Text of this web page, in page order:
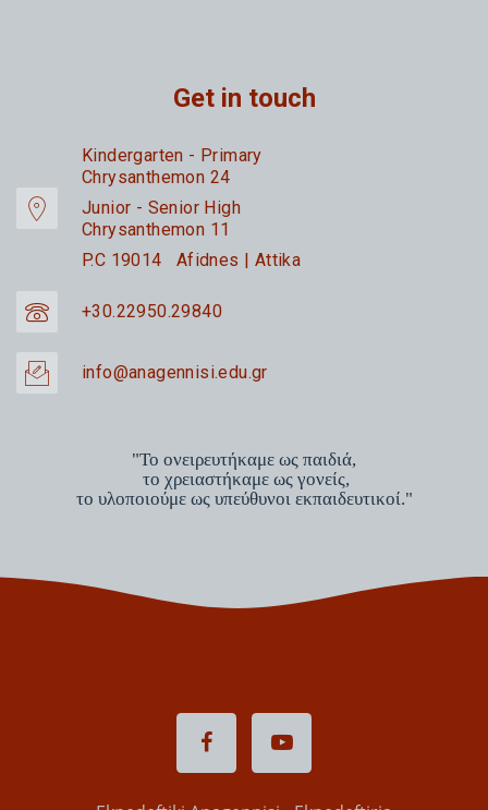
Get in touch
Kindergarten - Primary
Chrysanthemon 24
Junior - Senior High
Chrysanthemon 11
P.C 19014 Afidnes | Attika
+30.22950.29840
info@anagennisi.edu.gr
"Το ονειρευτήκαμε ως παιδιά,
το χρειαστήκαμε ως γονείς,
το υλοποιούμε ως υπεύθυνοι εκπαιδευτικοί."